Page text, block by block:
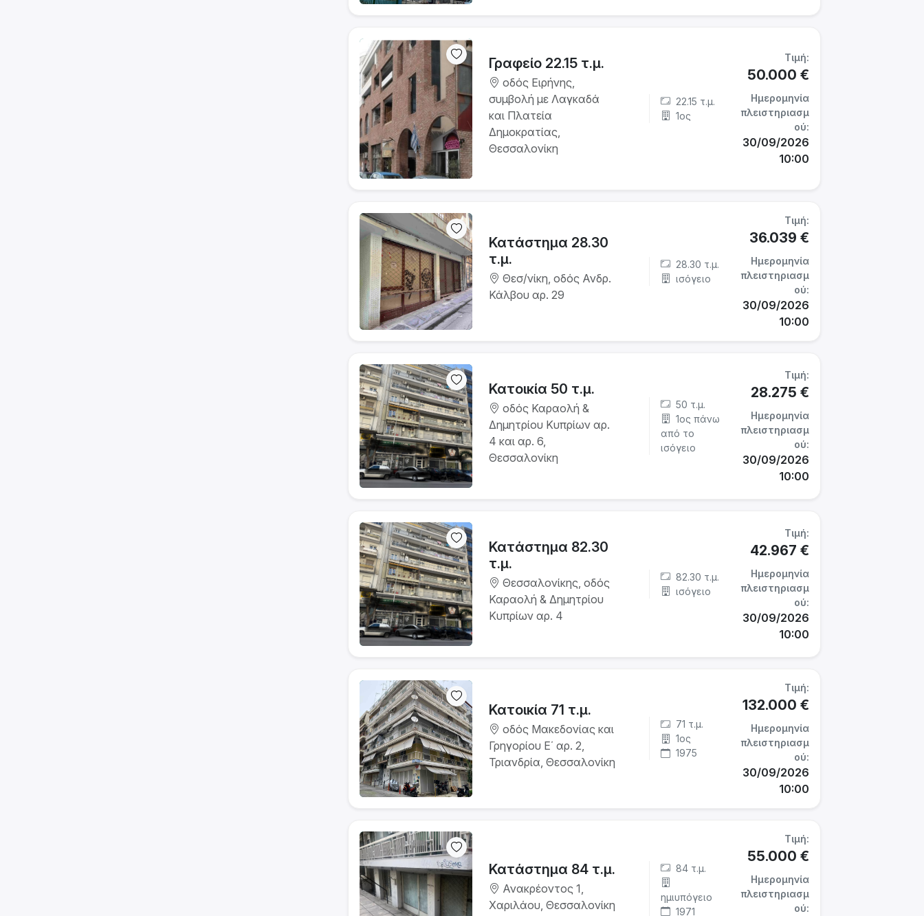
Γραφείο 22.15 τ.μ.
οδός Ειρήνης,
συμβολή με Λαγκαδά
και Πλατεία
Δημοκρατίας,
Θεσσαλονίκη
22.15 τ.μ.
1ος
Τιμή:
50.000 €
Ημερομηνία
πλειστηριασμ
ού:
30/09/2026
10:00
Κατάστημα 28.30
τ.μ.
Θεσ/νίκη, οδός Ανδρ.
Κάλβου αρ. 29
28.30 τ.μ.
ισόγειο
Τιμή:
36.039 €
Ημερομηνία
πλειστηριασμ
ού:
30/09/2026
10:00
Κατοικία 50 τ.μ.
οδός Καραολή &
Δημητρίου Κυπρίων αρ.
4 και αρ. 6,
Θεσσαλονίκη
50 τ.μ.
1ος πάνω
από το
ισόγειο
Τιμή:
28.275 €
Ημερομηνία
πλειστηριασμ
ού:
30/09/2026
10:00
Κατάστημα 82.30
τ.μ.
Θεσσαλονίκης, οδός
Καραολή & Δημητρίου
Κυπρίων αρ. 4
82.30 τ.μ.
ισόγειο
Τιμή:
42.967 €
Ημερομηνία
πλειστηριασμ
ού:
30/09/2026
10:00
Κατοικία 71 τ.μ.
οδός Μακεδονίας και
Γρηγορίου Ε΄ αρ. 2,
Τριανδρία, Θεσσαλονίκη
71 τ.μ.
1ος
1975
Τιμή:
132.000 €
Ημερομηνία
πλειστηριασμ
ού:
30/09/2026
10:00
Κατάστημα 84 τ.μ.
Ανακρέοντος 1,
Χαριλάου, Θεσσαλονίκη
84 τ.μ.
ημιυπόγειο
1971
Τιμή:
55.000 €
Ημερομηνία
πλειστηριασμ
ού: